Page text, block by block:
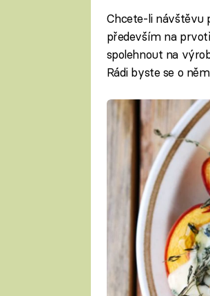
Chcete-li návštěvu
především na
spolehnout na
Rádi byste se o